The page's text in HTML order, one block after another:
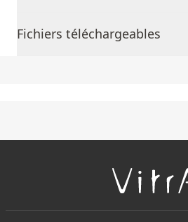
Fichiers téléchargeables